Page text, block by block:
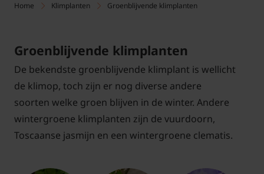
Home Klimplanten Groenblijvende klimplanten
Groenblijvende klimplanten
De bekendste groenblijvende klimplant is wellicht
de klimop, toch zijn er nog diverse andere
soorten welke groen blijven in de winter. Andere
wintergroene klimplanten zijn de vuurdoorn,
Toscaanse jasmijn en een wintergroene clematis.